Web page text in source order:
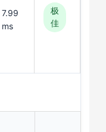
7.99
ms
极
佳